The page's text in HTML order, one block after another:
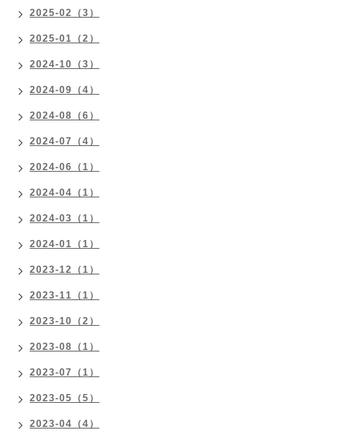
2025-02（3）
2025-01（2）
2024-10（3）
2024-09（4）
2024-08（6）
2024-07（4）
2024-06（1）
2024-04（1）
2024-03（1）
2024-01（1）
2023-12（1）
2023-11（1）
2023-10（2）
2023-08（1）
2023-07（1）
2023-05（5）
2023-04（4）